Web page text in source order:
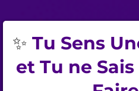
✨ Tu Sens
et Tu ne